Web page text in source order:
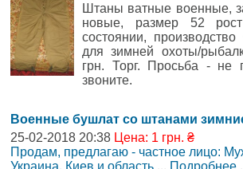
Штаны ватные военные,
новые, размер 52
состоянии,
для зимней охоты/
грн. Торг. Просьба - не
звоните.
Военные бушлат со штанами
25-02-2018 20:38 Цена: 1 грн. ₴
Продам, предлагаю - частное лицо:
Украина, Киев и область ... Подробнее